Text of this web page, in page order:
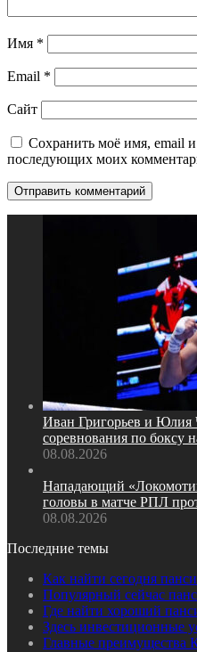
Имя *
Email *
Сайт
Сохранить моё имя, email и
последующих моих
Иван Григорьев и Юлия
соревнования по боксу
08.08.2026
Нападающий
головы в матче РПЛ
08.08.2026
Последние темы
Как найти сегодня
Популярный сейчас
Где найти хороший
Здесь инвестиционные
Главные